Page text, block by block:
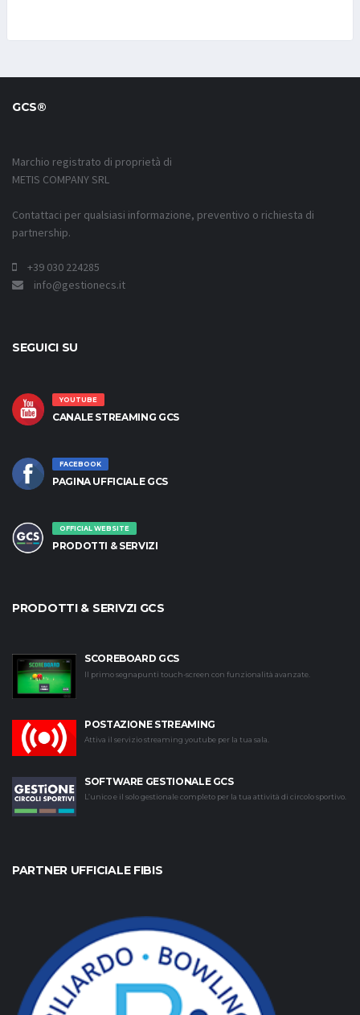
GCS®
Marchio registrato di proprietà di
METIS COMPANY SRL
Contattaci per qualsiasi informazione, preventivo o richiesta di
partnership.
+39 030 224285
info@gestionecs.it
SEGUICI SU
YOUTUBE
CANALE STREAMING GCS
FACEBOOK
PAGINA UFFICIALE GCS
OFFICIAL WEBSITE
PRODOTTI & SERVIZI
PRODOTTI & SERIVZI GCS
SCOREBOARD GCS
Il primo segnapunti touch-screen con funzionalità avanzate.
POSTAZIONE STREAMING
Attiva il servizio streaming youtube per la tua sala.
SOFTWARE GESTIONALE GCS
L’unico e il solo gestionale completo per la tua attività di circolo sportivo.
PARTNER UFFICIALE FIBIS